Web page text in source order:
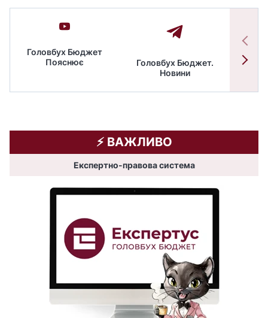
Головбух Бюджет
Пояснює
Головбух Бюджет.
Новини
⚡️ ВАЖЛИВО
Експертно-правова система